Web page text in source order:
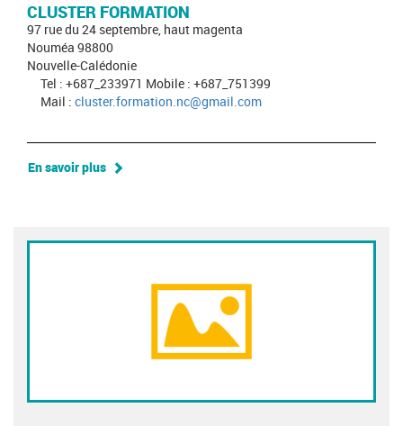
CLUSTER FORMATION
97 rue du 24 septembre, haut magenta
Nouméa 98800
Nouvelle-Calédonie
Tel : +687_233971 Mobile : +687_751399
Mail : cluster.formation.nc@gmail.com
En savoir plus